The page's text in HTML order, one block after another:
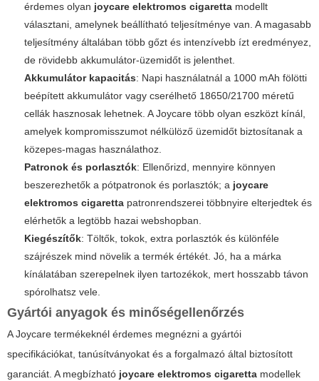
érdemes olyan joycare elektromos cigaretta modellt
választani, amelynek beállítható teljesítménye van. A magasabb
teljesítmény általában több gőzt és intenzívebb ízt eredményez,
de rövidebb akkumulátor-üzemidőt is jelenthet.
Akkumulátor kapacitás: Napi használatnál a 1000 mAh fölötti
beépített akkumulátor vagy cserélhető 18650/21700 méretű
cellák hasznosak lehetnek. A Joycare több olyan eszközt kínál,
amelyek kompromisszumot nélkülöző üzemidőt biztosítanak a
közepes-magas használathoz.
Patronok és porlasztók: Ellenőrizd, mennyire könnyen
beszerezhetők a pótpatronok és porlasztók; a joycare
elektromos cigaretta patronrendszerei többnyire elterjedtek és
elérhetők a legtöbb hazai webshopban.
Kiegészítők: Töltők, tokok, extra porlasztók és különféle
szájrészek mind növelik a termék értékét. Jó, ha a márka
kínálatában szerepelnek ilyen tartozékok, mert hosszabb távon
spórolhatsz vele.
Gyártói anyagok és minőségellenőrzés
A Joycare termékeknél érdemes megnézni a gyártói
specifikációkat, tanúsítványokat és a forgalmazó által biztosított
garanciát. A megbízható joycare elektromos cigaretta modellek